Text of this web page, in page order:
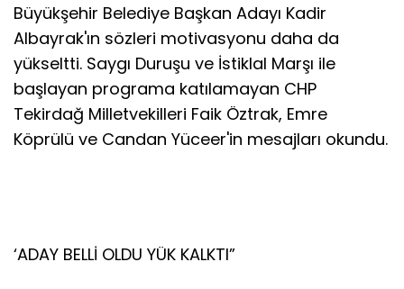
Büyükşehir Belediye Başkan Adayı Kadir
Albayrak'ın sözleri motivasyonu daha da
yükseltti. Saygı Duruşu ve İstiklal Marşı ile
başlayan programa katılamayan CHP
Tekirdağ Milletvekilleri Faik Öztrak, Emre
Köprülü ve Candan Yüceer'in mesajları okundu.
‘ADAY BELLİ OLDU YÜK KALKTI”